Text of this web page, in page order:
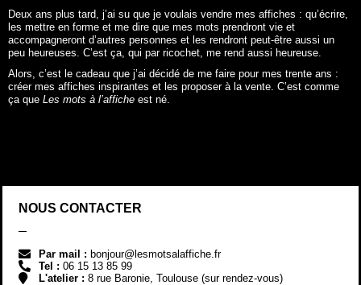
Deux ans plus tard, j’ai su que je voulais vendre mes affiches : qu’écrire,
les mettre en forme et me dire que mes mots prendront vie et
accompagneront d’autres personnes et les rendront peut-être aussi un
peu heureuses. C’est ça, qui par ricochet, me rend aussi heureuse.
Alors, c’est le cadeau que j’ai décidé de me faire pour mes trente ans :
créer mes affiches inspirantes et les proposer à la vente. C’est comme
ça que Les mots à l’affiche est né.
NOUS CONTACTER
Par mail : bonjour@lesmotsalaffiche.fr
Tel : 06 15 13 85 99
L'atelier : 8 rue Baronie, Toulouse (sur rendez-vous)